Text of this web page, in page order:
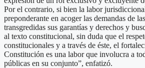
Por el contrario, si bien la labor
preponderante en acoger las demandas de
transgredidas sus garantías y derechos y
al texto constitucional, sin duda que el
constitucionales y a través de éste, el
Constitución es una labor que involucra a
públicas en su conjunto”, enfatizó.